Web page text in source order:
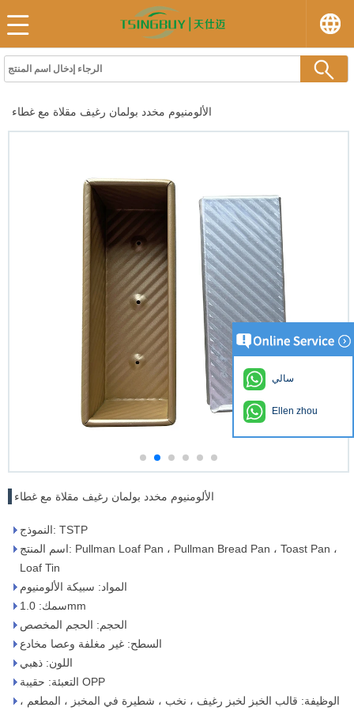
الألومنيوم مخدد بولمان رغيف مقلاة مع غطاء
الألومنيوم مخدد بولمان رغيف مقلاة مع غطاء
النموذج: TSTP
اسم المنتج: Pullman Loaf Pan ، Pullman Bread Pan ، Toast Pan ،
Loaf Tin
المواد: سبيكة الألومنيوم
سمك: 1.0mm
الحجم: الحجم المخصص
السطح: غير مغلفة وعصا مخادع
اللون: ذهبي
التعبئة: حقيبة OPP
الوظيفة: قالب الخبز لخبز رغيف ، نخب ، شطيرة في المخبز ، المطعم ،
سالي
Ellen zhou